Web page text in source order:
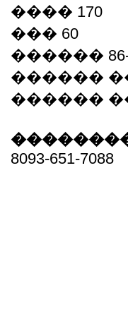
���� 170
��� 60
������ 86-
������
������
8093-651-7088